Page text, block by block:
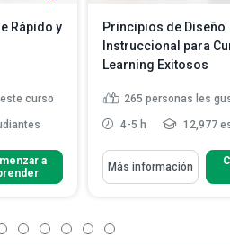
Rápido y
curso
a
Principios de Diseño
Instruccional para
Learning Exitosos
265 personas les
4-5 h 12,977
Más información